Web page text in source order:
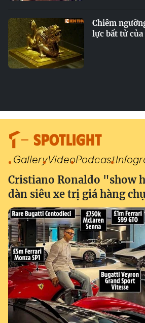
Chiêm
lực bất tử
SPOTLIGHT
GalleryVideoPodcast
Cristiano Ronaldo "show
dàn siêu xe trị giá hàng